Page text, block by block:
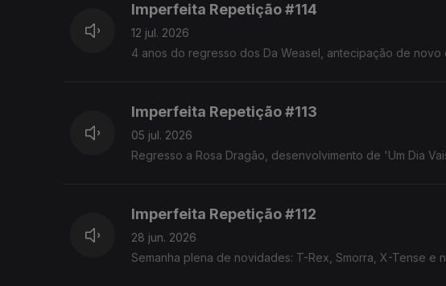
Imperfeita Repetição #114
12 jul. 2026
4 anos do regresso dos Da Weasel, antecipação de
Imperfeita Repetição #113
05 jul. 2026
Regresso a Rosa Dragão, desenvolvimento de 'Um Dia
Imperfeita Repetição #112
28 jun. 2026
Semanha plena de novidades: T-Rex, Smorra, X-Tense e